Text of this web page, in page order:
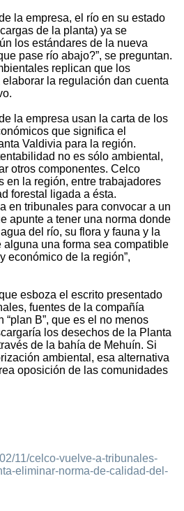
la empresa, el río en su estado
de la planta) ya se
los estándares de la nueva
pase río abajo?”, se preguntan.
replican que los
la regulación dan cuenta
la empresa usan la carta de los
que significa el
Valdivia para la región.
no es sólo ambiental,
otros componentes. Celco
en la región, entre trabajadores
forestal ligada a ésta.
en tribunales para convocar a un
apunte a tener una norma donde
del río, su flora y fauna y la
una forma sea compatible
económico de la región”,
esboza el escrito presentado
fuentes de la compañía
“plan B”, que es el no menos
los desechos de la Planta
de la bahía de Mehuín. Si
ambiental, esa alternativa
oposición de las comunidades
11/celco-vuelve-a-tribunales-
eliminar-norma-de-calidad-del-